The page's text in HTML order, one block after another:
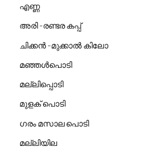
എണ്ണ
അരി -രണ്ടര കപ്പ്
ചിക്കൻ -മുക്കാൽ കിലോ
മഞ്ഞൾപൊടി
മല്ലിപ്പൊടി
മുളക് പൊടി
ഗരം മസാല പൊടി
മല്ലിയില